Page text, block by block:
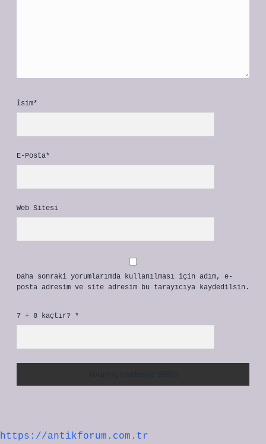
İsim*
E-Posta*
Web Sitesi
Daha sonraki yorumlarımda kullanılması için adım, e-
posta adresim ve site adresim bu tarayıcıya kaydedilsin.
7 + 8 kaçtır? *
https://antikforum.com.tr